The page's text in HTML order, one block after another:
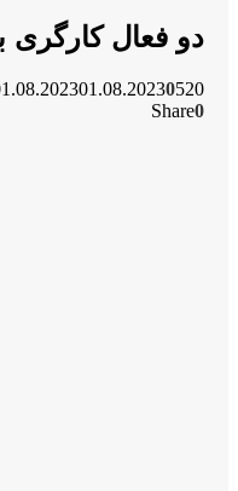
دو فعال
01.08.20230520
Share0